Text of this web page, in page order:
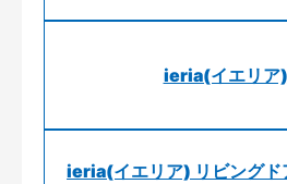
ieria(イエリア
ieria(イエリア) リビングド